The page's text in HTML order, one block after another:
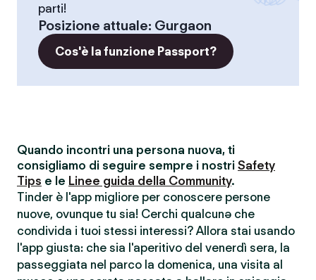
parti!
Posizione attuale: Gurgaon
Cos'è la funzione Passport?
Quando incontri una persona nuova, ti
consigliamo di seguire sempre i nostri Safety
Tips e le Linee guida della Community.
Tinder è l'app migliore per conoscere persone
nuove, ovunque tu sia! Cerchi qualcunə che
condivida i tuoi stessi interessi? Allora stai usando
l'app giusta: che sia l'aperitivo del venerdì sera, la
passeggiata nel parco la domenica, una visita al